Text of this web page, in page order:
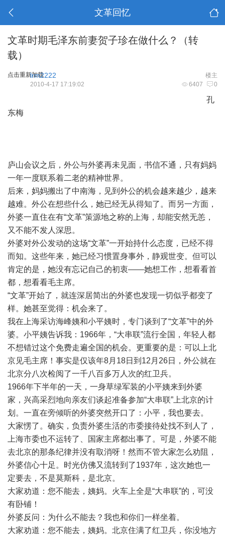
文革回忆
文革时期毛泽东前妻贺子珍在做什么？（转
载）
点击重新加载 楼主
lrm2222
6407 0
2010-4-17 17:19:02
孔
东梅
庐山会议之后，外公与外婆再未见面，书信不通，只有妈妈
一年一度联系着二老的精神世界。
后来，妈妈搬出了中南海，见到外公的机会越来越少，越来
越难。外公在想些什么，她已经无从得知了。而另一方面，
外婆一直住在有“文革”策源地之称的上海，却能安然无恙，
又不能不发人深思。
外婆对外公发动的这场“文革”一开始持什么态度，已经不得
而知。这些年来，她已经习惯置身事外，静观世变。但可以
肯定的是，她没有忘记自己的初衷——她想工作，想看看首
都，想看看毛主席。
“文革”开始了，就连深居简出的外婆也发现一切似乎都变了
样。她甚至觉得：机会来了。
我在上海采访海峰姨和小平姨时，专门谈到了“文革”中的外
婆。小平姨告诉我：1966年，“大串联”流行全国，年轻人都
不想错过这个免费走遍全国的机会。更重要的是：可以上北
京见毛主席！事实是仅该年8月18日到12月26日，外公就在
北京分八次检阅了一千八百多万人次的红卫兵。
1966年下半年的一天，一身草绿军装的小平姨来到外婆
家，兴高采烈地向亲友们谈起准备参加“大串联”上北京的计
划。一直在旁倾听的外婆突然开口了：小平，我也要去。
大家愣了。确实，负责外婆生活的市委接待处找不到人了，
上海市委也不运转了、国家主席都出事了。可是，外婆不能
去北京的那条纪律并没有取消呀！然而不管大家怎么劝阻，
外婆信心十足。时光仿佛又流转到了1937年，这次她也一
定要去，不是莫斯科，是北京。
大家劝道：您不能去，姨妈。火车上全是“大串联”的，可没
有卧铺！
外婆反问：为什么不能去？我也和你们一样坐着。
大家劝道：您不能去，姨妈。北京住满了红卫兵，你没地方